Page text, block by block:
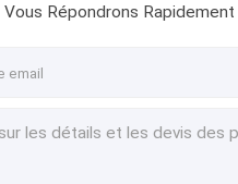
en plastique
à pompe à parfum
Vous Répondrons Rapidement